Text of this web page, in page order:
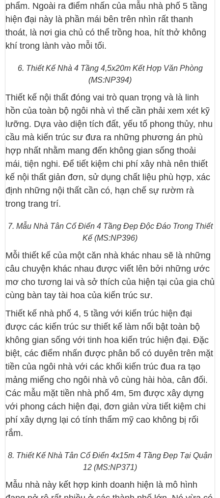
phẩm. Ngoài ra điểm nhấn của mẫu nhà phố 5 tầng
hiện đại này là phần mái bên trên nhìn rất thanh
thoát, là nơi gia chủ có thể trồng hoa, hít thở không
khí trong lành vào mỗi tối.
6. Thiết Kế Nhà 4 Tầng 4,5x20m Kết Hợp Văn Phòng
(MS:NP394)
Thiết kế nội thất đóng vai trò quan trọng và là linh
hồn của toàn bộ ngôi nhà vì thế cần phải xem xét kỹ
lưỡng. Dựa vào diện tích đất, yếu tố phong thủy, nhu
cầu mà kiến trúc sư đưa ra những phương án phù
hợp nhất nhằm mang đến không gian sống thoải
mái, tiện nghi. Để tiết kiệm chi phí xây nhà nên thiết
kế nội thất giản đơn, sử dụng chất liệu phù hợp, xác
định những nội thất cần có, hạn chế sự rườm rà
trong trang trí.
7. Mẫu Nhà Tân Cổ Điển 4 Tầng Đẹp Độc Đáo Trong Thiết
Kế (MS:NP396)
Mỗi thiết kế của một căn nhà khác nhau sẽ là những
câu chuyện khác nhau được viết lên bởi những ước
mơ cho tương lai và sở thích của hiện tại của gia chủ
cùng bàn tay tài hoa của kiến trúc sư.
Thiết kế nhà phố 4, 5 tầng với kiến trúc hiện đại
được các kiến trúc sư thiết kế làm nổi bật toàn bộ
không gian sống với tinh hoa kiến trúc hiện đại. Đặc
biệt, các điểm nhấn được phân bổ có duyên trên mặt
tiền của ngôi nhà với các khối kiến trúc đua ra tạo
mảng miếng cho ngôi nhà vô cùng hài hòa, cân đối.
Các mẫu mặt tiền nhà phố 4m, 5m được xây dựng
với phong cách hiện đại, đơn giản vừa tiết kiệm chi
phí xây dựng lại có tính thẩm mỹ cao không bị rối
rắm.
8. Thiết Kế Nhà Tân Cổ Điển 4x15m 4 Tầng Đẹp Tại Quận
12 (MS:NP371)
Mẫu nhà này kết hợp kinh doanh hiện là mô hình